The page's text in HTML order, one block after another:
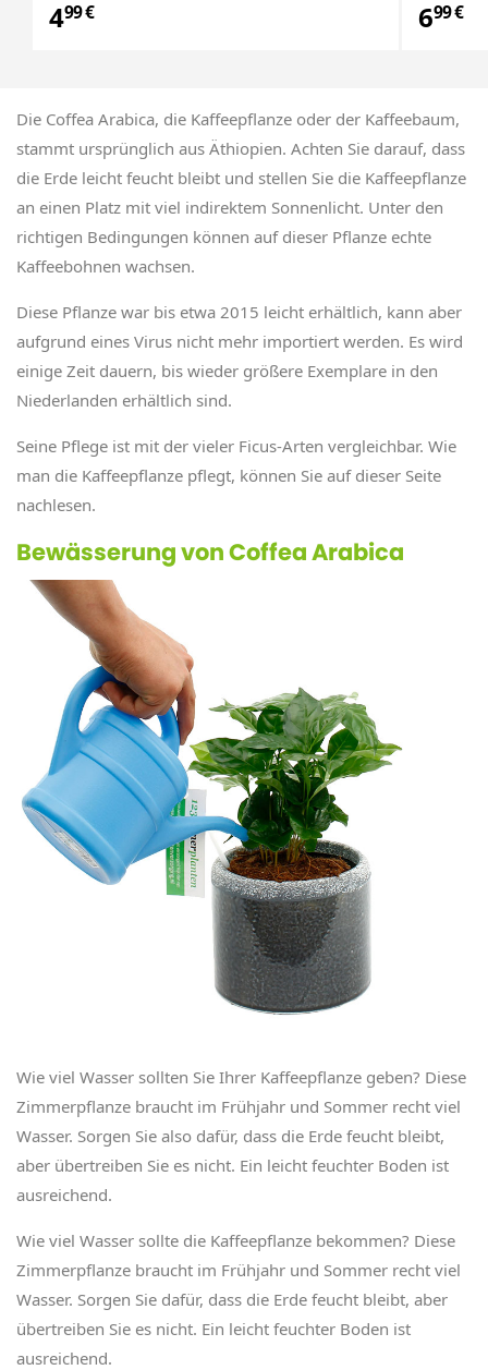
499 € 699 €
Die Coffea Arabica, die Kaffeepflanze oder der Kaffeebaum,
stammt ursprünglich aus Äthiopien. Achten Sie darauf, dass
die Erde leicht feucht bleibt und stellen Sie die Kaffeepflanze
an einen Platz mit viel indirektem Sonnenlicht. Unter den
richtigen Bedingungen können auf dieser Pflanze echte
Kaffeebohnen wachsen.
Diese Pflanze war bis etwa 2015 leicht erhältlich, kann aber
aufgrund eines Virus nicht mehr importiert werden. Es wird
einige Zeit dauern, bis wieder größere Exemplare in den
Niederlanden erhältlich sind.
Seine Pflege ist mit der vieler Ficus-Arten vergleichbar. Wie
man die Kaffeepflanze pflegt, können Sie auf dieser Seite
nachlesen.
Bewässerung von Coffea Arabica
Wie viel Wasser sollten Sie Ihrer Kaffeepflanze geben? Diese
Zimmerpflanze braucht im Frühjahr und Sommer recht viel
Wasser. Sorgen Sie also dafür, dass die Erde feucht bleibt,
aber übertreiben Sie es nicht. Ein leicht feuchter Boden ist
ausreichend.
Wie viel Wasser sollte die Kaffeepflanze bekommen? Diese
Zimmerpflanze braucht im Frühjahr und Sommer recht viel
Wasser. Sorgen Sie dafür, dass die Erde feucht bleibt, aber
übertreiben Sie es nicht. Ein leicht feuchter Boden ist
ausreichend.